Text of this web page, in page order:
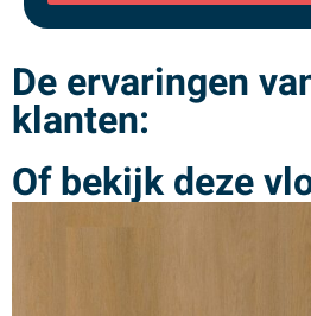
De ervaringen
klanten:
Of bekijk deze